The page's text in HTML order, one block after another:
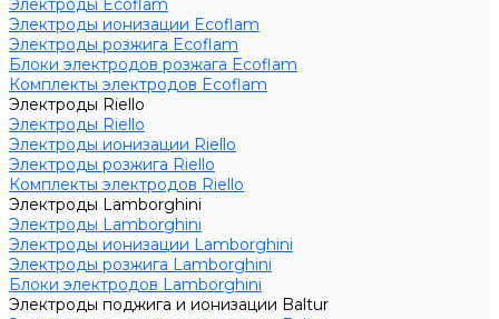
Электроды Ecoflam
Электроды ионизации Ecoflam
Электроды розжига Ecoflam
Блоки электродов розжага Ecoflam
Комплекты электродов Ecoflam
Электроды Riello
Электроды Riello
Электроды ионизации Riello
Электроды розжига Riello
Комплекты электродов Riello
Электроды Lamborghini
Электроды Lamborghini
Электроды ионизации Lamborghini
Электроды розжига Lamborghini
Блоки электродов Lamborghini
Электроды поджига и ионизации Baltur